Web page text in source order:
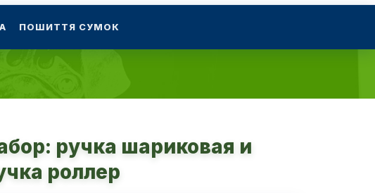
ПОШИТТЯ СУМОК
ручка шариковая и
роллер